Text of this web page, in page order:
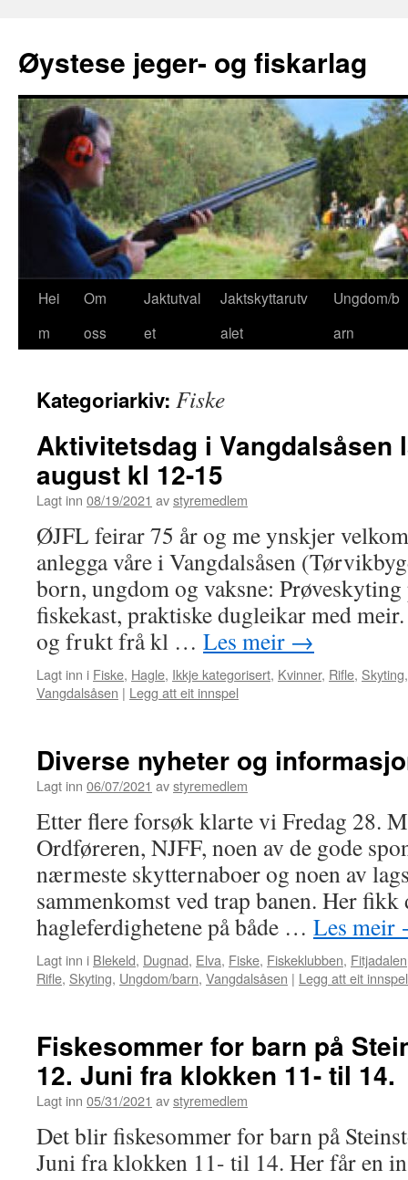
Øystese jeger- og fiskarlag
GåHei
m
Om
oss
Jaktutval
et
Jaktskyttarutv
alet
Ungdom/b
arn
Kategoriarkiv: Fiske
Aktivitetsdag i Vangdalsåsen
august kl 12-15
Lagt inn 08/19/2021 avstyremedlem
ØJFL feirar 75 år og me ynskjer
anlegga våre i Vangdalsåsen
born, ungdom og vaksne:
fiskekast, praktiske dugleikar med
og frukt frå kl … Les meir →
Lagt inn i Fiske, Hagle, Ikkje kategorisert, Kvinner, Rifle, Skyting
Vangdalsåsen | Legg att eit innspel
Diverse nyheter og
Lagt inn 06/07/2021 avstyremedlem
Etter flere forsøk klarte vi Fredag 28.
Ordføreren, NJFF, noen av de gode
nærmeste skytternaboer og noen av
sammenkomst ved trap banen. Her
hagleferdighetene på både … Les meir
Lagt inn i Blekeld, Dugnad, Elva, Fiske, Fiskeklubben, Fitjadalen
Rifle, Skyting, Ungdom/barn, Vangdalsåsen | Legg att eit innspel
Fiskesommer for barn på
12. Juni fra klokken 11- til 14.
Lagt inn 05/31/2021 avstyremedlem
Det blir fiskesommer for barn på
Juni fra klokken 11- til 14. Her får en